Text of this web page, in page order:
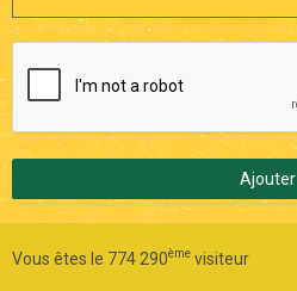
Ajouter
Vous êtes le 774 290ème visiteur